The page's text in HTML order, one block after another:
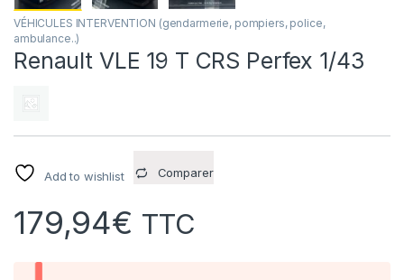
VÉHICULES INTERVENTION (gendarmerie, pompiers, police,
ambulance..)
Renault VLE 19 T CRS Perfex 1/43
Add to wishlist Comparer
179,94€ TTC